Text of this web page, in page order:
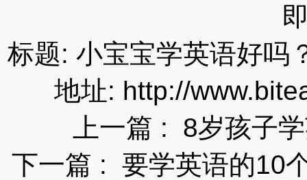
标题: 小宝宝学英语好吗
地址: http://
上一篇 : 8岁孩子
下一篇 : 要学英语的10